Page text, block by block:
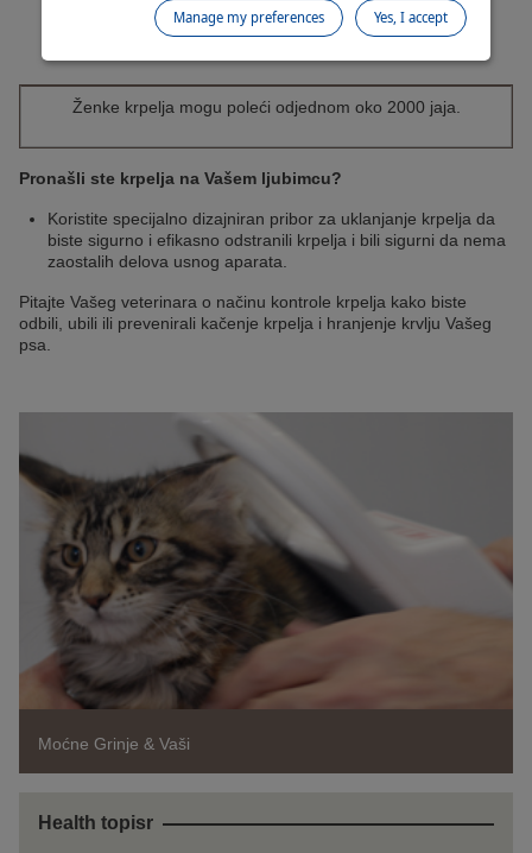
Ženke krpelja mogu poleći odjednom oko 2000 jaja.
Pronašli ste krpelja na Vašem ljubimcu?
Koristite specijalno dizajniran pribor za uklanjanje krpelja da
biste sigurno i efikasno odstranili krpelja i bili sigurni da nema
zaostalih delova usnog aparata.
Pitajte Vašeg veterinara o načinu kontrole krpelja kako biste
odbili, ubili ili prevenirali kačenje krpelja i hranjenje krvlju Vašeg
psa.
Moćne Grinje & Vaši
Health topisr
Yes, I accept
Manage my preferences